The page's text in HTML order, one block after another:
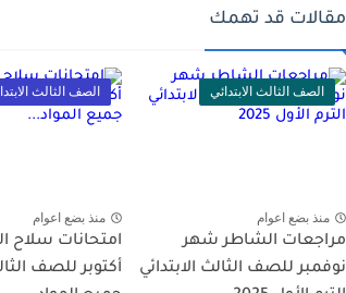
مقالات قد تهمك
الصف الثالث الابتدائي
منذ بضع اعوام
مراجعات الشاطر شهر
نوفمبر للصف الثالث الابتدائي
الصف الثالث
منذ بضع اعوام
امتحانات سلاح
أكتوبر للصف